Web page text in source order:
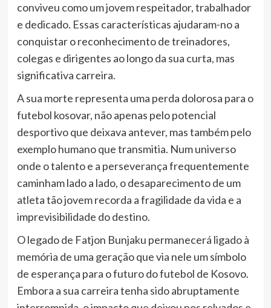
conviveu como um jovem respeitador, trabalhador
e dedicado. Essas características ajudaram-no a
conquistar o reconhecimento de treinadores,
colegas e dirigentes ao longo da sua curta, mas
significativa carreira.
A sua morte representa uma perda dolorosa para o
futebol kosovar, não apenas pelo potencial
desportivo que deixava antever, mas também pelo
exemplo humano que transmitia. Num universo
onde o talento e a perseverança frequentemente
caminham lado a lado, o desaparecimento de um
atleta tão jovem recorda a fragilidade da vida e a
imprevisibilidade do destino.
O legado de Fatjon Bunjaku permanecerá ligado à
memória de uma geração que via nele um símbolo
de esperança para o futuro do futebol de Kosovo.
Embora a sua carreira tenha sido abruptamente